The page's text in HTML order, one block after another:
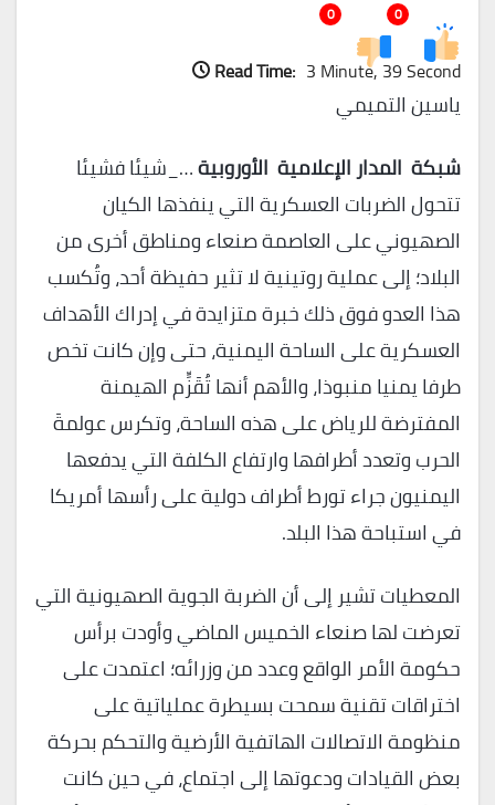
0
0
Read Time: 3 Minute, 39 Second
ياسين التميمي
شبكة المدار الإعلامية الأوروبية…_شيئا فشيئا
تتحول الضربات العسكرية التي ينفذها الكيان
الصهيوني على العاصمة صنعاء ومناطق أخرى من
البلاد؛ إلى عملية روتينية لا تثير حفيظة أحد، وتُكسب
هذا العدو فوق ذلك خبرة متزايدة في إدراك الأهداف
العسكرية على الساحة اليمنية، حتى وإن كانت تخص
طرفا يمنيا منبوذا، والأهم أنها تُقَزٍّم الهيمنة
المفترضة للرياض على هذه الساحة، وتكرس عولمةَ
الحرب وتعدد أطرافها وارتفاع الكلفة التي يدفعها
اليمنيون جراء تورط أطراف دولية على رأسها أمريكا
في استباحة هذا البلد.
المعطيات تشير إلى أن الضربة الجوية الصهيونية التي
تعرضت لها صنعاء الخميس الماضي وأودت برأس
حكومة الأمر الواقع وعدد من وزرائه؛ اعتمدت على
اختراقات تقنية سمحت بسيطرة عملياتية على
منظومة الاتصالات الهاتفية الأرضية والتحكم بحركة
بعض القيادات ودعوتها إلى اجتماع، في حين كانت